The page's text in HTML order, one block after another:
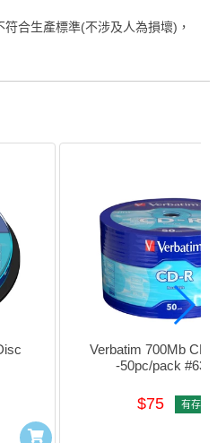
合生產標準(不涉及人為損壞)，
Verbatim 700Mb
-50pc/pack
$75 有存貨